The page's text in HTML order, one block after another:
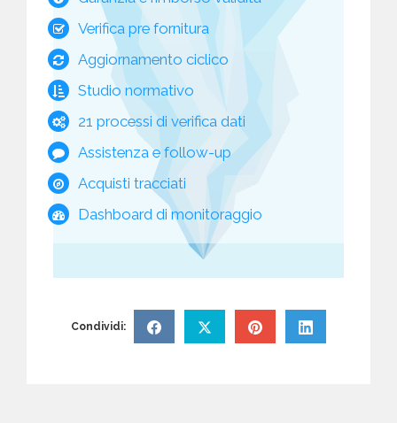
Verifica pre fornitura
Aggiornamento ciclico
Studio normativo
21 processi di verifica dati
Assistenza e follow-up
Acquisti tracciati
Dashboard di monitoraggio
Condividi: